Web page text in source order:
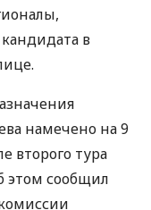
в
намечено на 9
второго тура
этом сообщил